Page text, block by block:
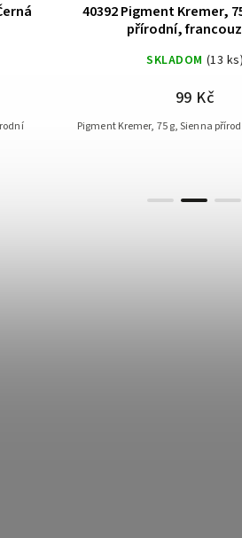
21740 Pigment Kremer, 50 g,
oranžové
SKLADOM (8 ks)
330 Kč
Pigment Kremer, 50 g, kadmium -